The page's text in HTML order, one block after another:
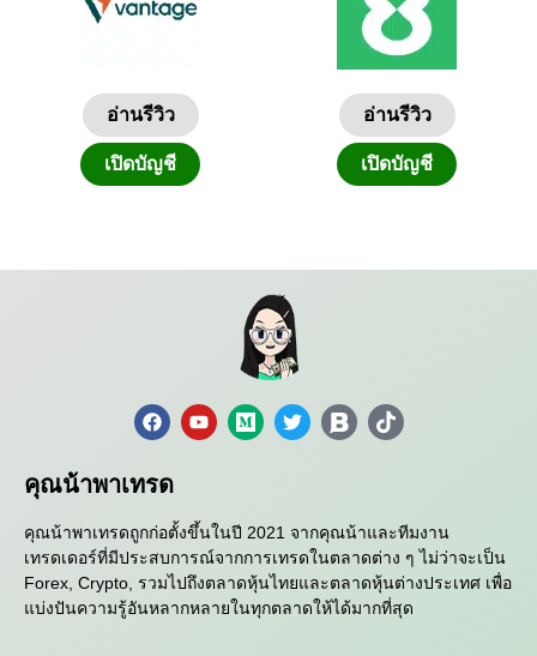
อ่านรีวิว
เปิดบัญชี
อ่านรีวิว
เปิดบัญชี
คุณน้าพาเทรด
คุณน้าพาเทรดถูกก่อตั้งขึ้นในปี 2021 จากคุณน้าและทีมงาน
เทรดเดอร์ที่มีประสบการณ์จากการเทรดในตลาดต่าง ๆ ไม่ว่าจะเป็น
Forex, Crypto, รวมไปถึงตลาดหุ้นไทยและตลาดหุ้นต่างประเทศ เพื่อ
แบ่งปันความรู้อันหลากหลายในทุกตลาดให้ได้มากที่สุด